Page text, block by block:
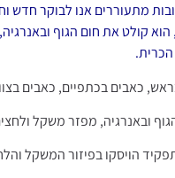
מתעוררים אנו לבוקר חדש
הוא קולט את חום הגוף
כאבים בכתפיים, כאבים
הגוף ובאנרגיה, מפזר משקל
הויסקו בפיזור המשקל